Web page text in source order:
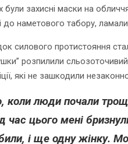
були захисні маски на
до наметового табору,
силового протистояння
розпилили
які не зашкодили
коли люди почали
час цього мені
і ще одну жінку.